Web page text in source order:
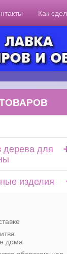
Как
дерева для
изделия
дома